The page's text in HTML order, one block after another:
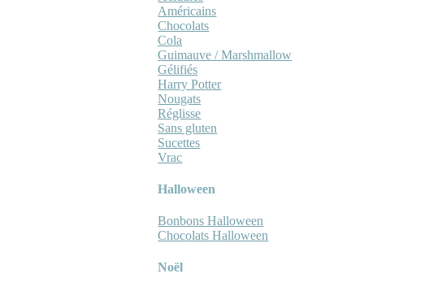
Américains
Chocolats
Cola
Guimauve / Marshmallow
Gélifiés
Harry Potter
Nougats
Réglisse
Sans gluten
Sucettes
Vrac
Halloween
Bonbons Halloween
Chocolats Halloween
Noël